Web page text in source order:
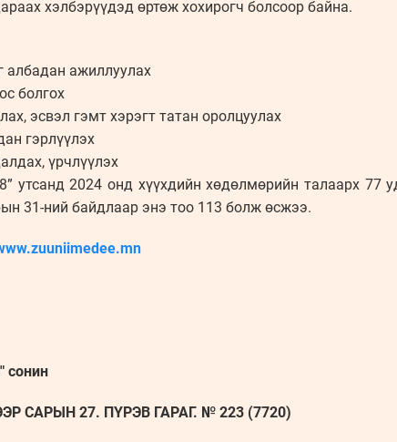
хэлбэрүүдэд өртөж хохирогч болсоор байна.
албадан ажиллуулах
болгох
эсвэл гэмт хэрэгт татан оролцуулах
гэрлүүлэх
үрчлүүлэх
утсанд 2024 онд хүүхдийн хөдөлмөрийн талаарх 77
31-ний байдлаар энэ тоо 113 болж өсжээ.
сонин
САРЫН 27. ПҮРЭВ ГАРАГ. № 223 (7720)